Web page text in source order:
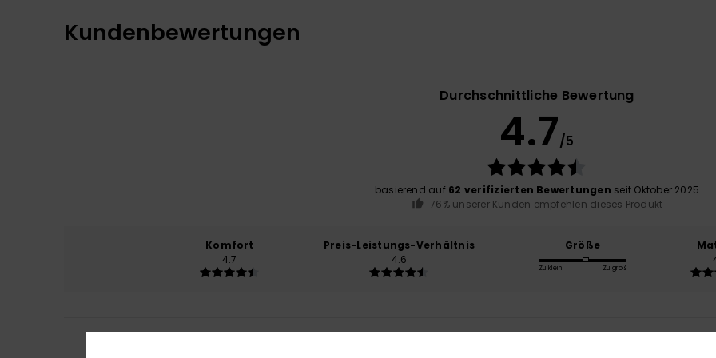
Kundenbewertungen
Durchschnittliche Bewertung
4.7/5
basierend auf 62 verifizierten Bewertungen seit Oktober 2025
76% unserer Kunden empfehlen dieses Produkt
Komfort
4.7
Preis-Leistungs-Verhältnis
4.6
Größe
Zu klein Zu groß
3